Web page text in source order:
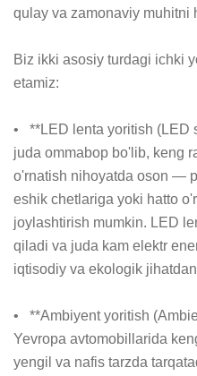
qulay va zamonaviy muhitni
Biz ikki asosiy turdagi ichki
etamiz:
•   **LED lenta yoritish
juda ommabop bo'lib, keng
o'rnatish nihoyatda oson —
eshik chetlariga yoki hatto
joylashtirish mumkin. LED
qiladi va juda kam elektr
iqtisodiy va ekologik
•   **Ambiyent yoritish
Yevropa avtomobillarida
yengil va nafis tarzda